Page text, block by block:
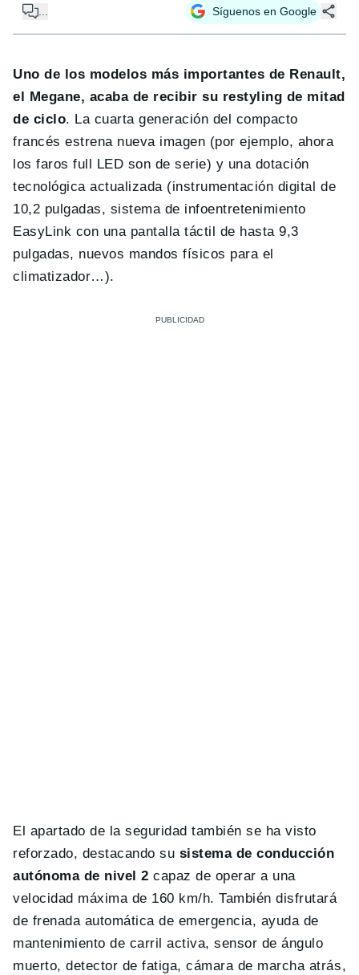
Síguenos en Google
Uno de los modelos más importantes de Renault,
el Megane, acaba de recibir su restyling de mitad
de ciclo. La cuarta generación del compacto
francés estrena nueva imagen (por ejemplo, ahora
los faros full LED son de serie) y una dotación
tecnológica actualizada (instrumentación digital de
10,2 pulgadas, sistema de infoentretenimiento
EasyLink con una pantalla táctil de hasta 9,3
pulgadas, nuevos mandos físicos para el
climatizador…).
El apartado de la seguridad también se ha visto
reforzado, destacando su sistema de conducción
autónoma de nivel 2 capaz de operar a una
velocidad máxima de 160 km/h. También disfrutará
de frenada automática de emergencia, ayuda de
mantenimiento de carril activa, sensor de ángulo
muerto, detector de fatiga, cámara de marcha atrás,